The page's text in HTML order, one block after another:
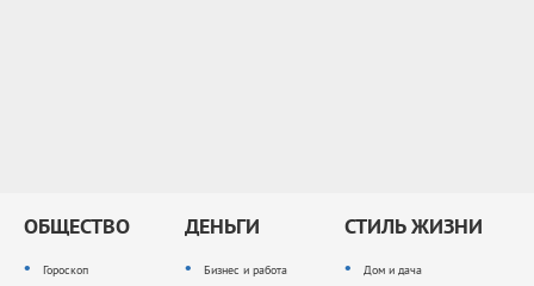
ОБЩЕСТВО
Гороскоп
ДЕНЬГИ
Бизнес и работа
СТИЛЬ ЖИЗНИ
Дом и дача